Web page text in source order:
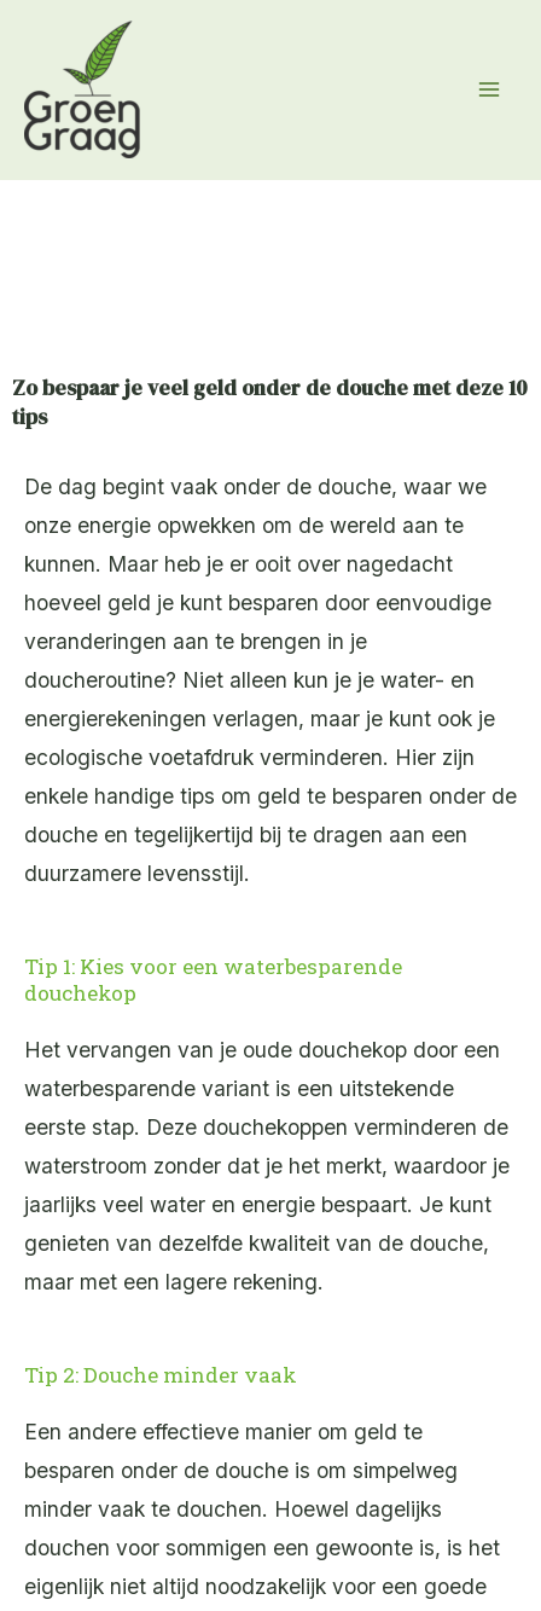
inhoud
Zo bespaar je veel geld onder de douche met deze 10
tips
De dag begint vaak onder de douche, waar we
onze energie opwekken om de wereld aan te
kunnen. Maar heb je er ooit over nagedacht
hoeveel geld je kunt besparen door eenvoudige
veranderingen aan te brengen in je
doucheroutine? Niet alleen kun je je water- en
energierekeningen verlagen, maar je kunt ook je
ecologische voetafdruk verminderen. Hier zijn
enkele handige tips om geld te besparen onder de
douche en tegelijkertijd bij te dragen aan een
duurzamere levensstijl.
Tip 1: Kies voor een waterbesparende
douchekop
Het vervangen van je oude douchekop door een
waterbesparende variant is een uitstekende
eerste stap. Deze douchekoppen verminderen de
waterstroom zonder dat je het merkt, waardoor je
jaarlijks veel water en energie bespaart. Je kunt
genieten van dezelfde kwaliteit van de douche,
maar met een lagere rekening.
Tip 2: Douche minder vaak
Een andere effectieve manier om geld te
besparen onder de douche is om simpelweg
minder vaak te douchen. Hoewel dagelijks
douchen voor sommigen een gewoonte is, is het
eigenlijk niet altijd noodzakelijk voor een goede